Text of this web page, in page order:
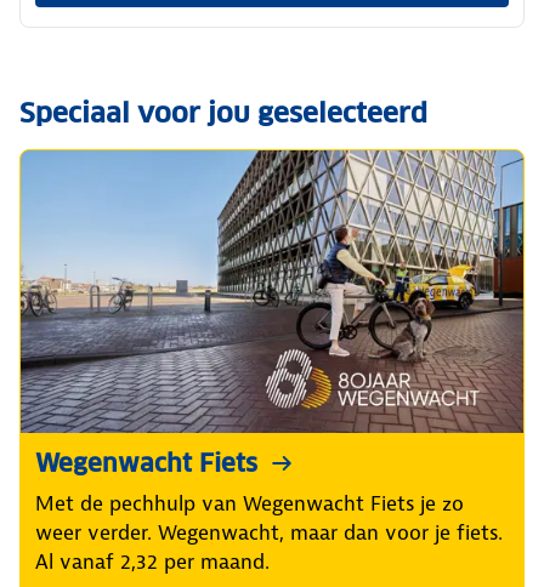
Speciaal voor jou geselecteerd
Wegenwacht Fiets
Met de pechhulp van Wegenwacht Fiets je zo
weer verder. Wegenwacht, maar dan voor je fiets.
Al vanaf 2,32 per maand.